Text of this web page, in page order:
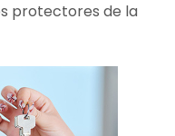
protectores de la